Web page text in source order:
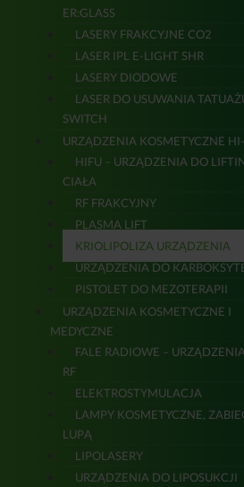
ER:GLASS
LASERY FRAKCYJNE CO2
LASER IPL E-LIGHT SHR
LASERY DIODOWE
LASER DO USUWANIA
SWITCH
URZĄDZENIA KOSMETYCZNE
HIFU – URZĄDZENIA DO
CIAŁA
RF FRAKCYJNY
PLASMA LIFT
KRIOLIPOLIZA URZĄDZENIA
URZĄDZENIA DO
PISTOLET DO MEZOTERAPII
URZĄDZENIA KOSMETYCZNE I
MEDYCZNE
FALE RADIOWE –
RF
ELEKTROSTYMULACJA
LAMPY KOSMETYCZNE,
LUPĄ
LIPOLASERY
URZĄDZENIA DO LIPOSUKCJI